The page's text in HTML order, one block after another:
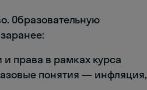
Образовательную
и права в рамках курса
понятия — инфляция,